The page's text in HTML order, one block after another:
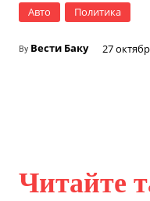
Авто Политика
By Вести Баку 27
Читайте